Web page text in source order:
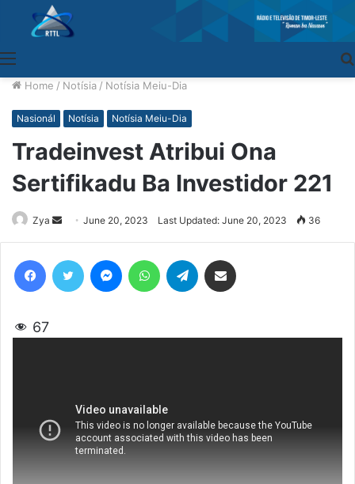
Home / Notísia / Notísia Meiu-Dia
Nasionál Notísia Notísia Meiu-Dia
Tradeinvest Atribui Ona
Sertifikadu Ba Investidor 221
Zya
Send
an
email
June 20, 2023 Last Updated: June 20, 2023 36
67